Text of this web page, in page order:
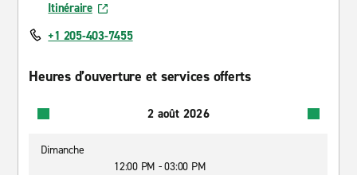
Itinéraire
+1 205-403-7455
Heures d’ouverture et services offerts
2 août 2026
Dimanche
12:00 PM - 03:00 PM